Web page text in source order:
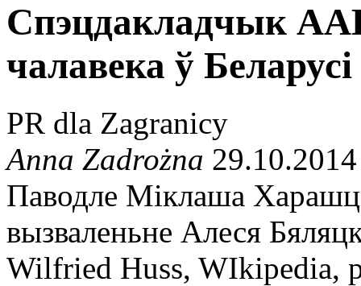
Спэцдакладчык
чалавека ў
PR dla Zagranicy
Anna Zadrożna
Паводле Міклаша
вызваленьне Алеся
Wilfried Huss, WIkipedia,